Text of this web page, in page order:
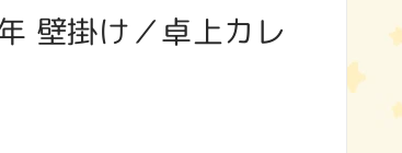
壁掛け／卓上カレ